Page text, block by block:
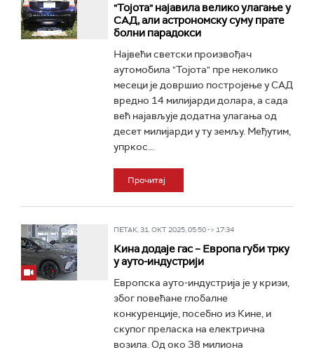
"Тојота" најавила велико улагање у
САД, али астрономску суму прате
болни парадокси
Највећи светски произвођач
аутомобила "Тојота" пре неколико
месеци је довршио постројење у САД
вредно 14 милијарди долара, а сада
већ најављује додатна улагања од
десет милијарди у ту земљу. Међутим,
упркос...
Прочитај
ПЕТАК, 31. ОКТ 2025, 05:50 -> 17:34
Кина додаје гас – Европа губи трку
у ауто-индустрији
Европска ауто-индустрија је у кризи,
због повећане глобалне
конкуренције, посебно из Кине, и
скупог преласка на електрична
возила. Од око 38 милиона